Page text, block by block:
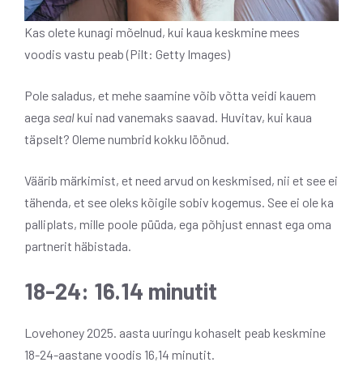
Kas olete kunagi mõelnud, kui kaua keskmine mees
voodis vastu peab (Pilt: Getty Images)
Pole saladus, et mehe saamine võib võtta veidi kauem
aega sealkui nad vanemaks saavad. Huvitav, kui kaua
täpselt? Oleme numbrid kokku löönud.
Väärib märkimist, et need arvud on keskmised, nii et see ei
tähenda, et see oleks kõigile sobiv kogemus. See ei ole ka
palliplats, mille poole püüda, ega põhjust ennast ega oma
partnerit häbistada.
18-24: 16.14 minutit
Lovehoney 2025. aasta uuringu kohaselt peab keskmine
18-24-aastane voodis 16,14 minutit.